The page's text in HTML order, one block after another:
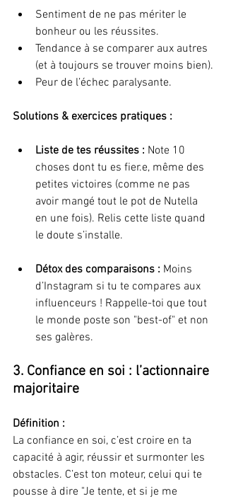
Sentiment de ne pas mériter le
bonheur ou les réussites.
Tendance à se comparer aux autres
(et à toujours se trouver moins bien).
Peur de l’échec paralysante.
Solutions & exercices pratiques :
Liste de tes réussites : Note 10
choses dont tu es fier.e, même des
petites victoires (comme ne pas
avoir mangé tout le pot de Nutella
en une fois). Relis cette liste quand
le doute s’installe.
Détox des comparaisons : Moins
d’Instagram si tu te compares aux
influenceurs ! Rappelle-toi que tout
le monde poste son "best-of" et non
ses galères.
3. Confiance en soi : l’actionnaire
majoritaire
Définition :
La confiance en soi, c’est croire en ta
capacité à agir, réussir et surmonter les
obstacles. C’est ton moteur, celui qui te
pousse à dire "Je tente, et si je me